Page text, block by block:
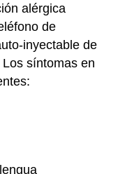
alérgica
de
inyectable de
síntomas en